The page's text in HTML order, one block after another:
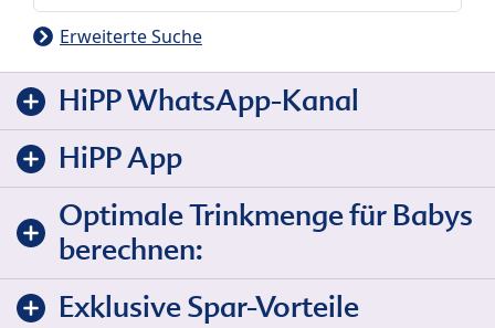
Erweiterte Suche
HiPP WhatsApp-Kanal
HiPP App
Optimale Trinkmenge für Babys
berechnen:
Exklusive Spar-Vorteile